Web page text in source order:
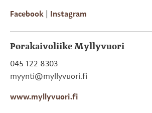
Facebook Instagram
Porakaivoliike Myllyvuori
045 122 8303
myynti@myllyvuori.fi
www.myllyvuori.fi